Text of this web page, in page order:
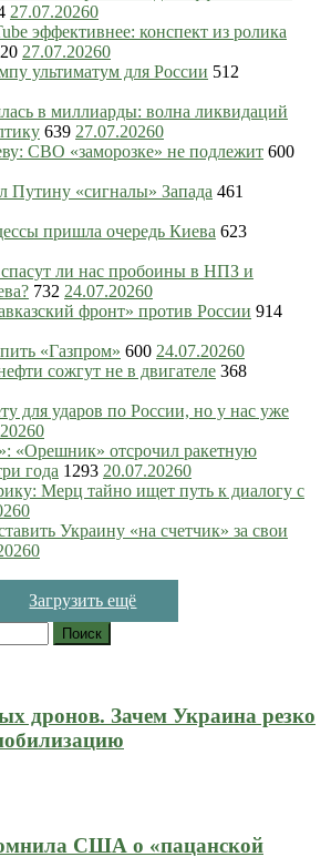
27.07.20260
эффективнее: конспект из ролика
27.07.20260
ультиматум для России 512
в миллиарды: волна ликвидаций
639 27.07.20260
СВО «заморозке» не подлежит 600
Путину «сигналы» Запада 461
пришла очередь Киева 623
ли нас пробоины в НПЗ и
732 24.07.20260
фронт» против России 914
«Газпром» 600 24.07.20260
сожгут не в двигателе 368
для ударов по России, но у нас уже
0
«Орешник» отсрочил ракетную
года 1293 20.07.20260
Мерц тайно ищет путь к диалогу с
0
Украину «на счетчик» за свои
0
Загрузить ещё
дронов. Зачем Украина резко
США о «пацанской